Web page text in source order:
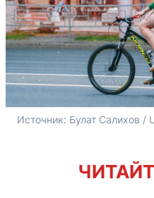
Источник: Булат Салихов /